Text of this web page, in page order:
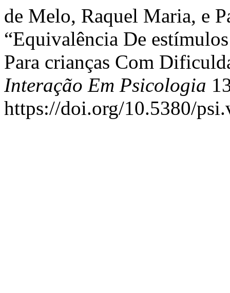
de Melo, Raquel Maria, e
“Equivalência De
Para crianças Com
Interação Em Psicologia
https://doi.org/10.5380/